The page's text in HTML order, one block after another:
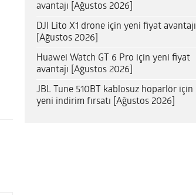
avantajı [Ağustos 2026]
DJI Lito X1 drone için yeni fiyat avantajı
[Ağustos 2026]
Huawei Watch GT 6 Pro için yeni fiyat
avantajı [Ağustos 2026]
JBL Tune 510BT kablosuz hoparlör için
yeni indirim fırsatı [Ağustos 2026]